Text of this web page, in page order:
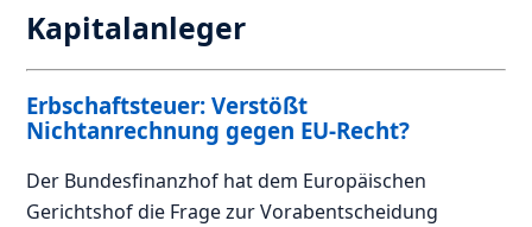
Kapitalanleger
Erbschaftsteuer: Verstößt
Nichtanrechnung gegen EU-Recht?
Der Bundesfinanzhof hat dem Europäischen
Gerichtshof die Frage zur Vorabentscheidung